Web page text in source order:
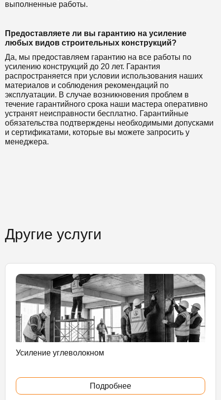
выполненные работы.
Предоставляете ли вы гарантию на усиление
любых видов строительных конструкций?
Да, мы предоставляем гарантию на все работы по
усилению конструкций до 20 лет. Гарантия
распространяется при условии использования наших
материалов и соблюдения рекомендаций по
эксплуатации. В случае возникновения проблем в
течение гарантийного срока наши мастера оперативно
устранят неисправности бесплатно. Гарантийные
обязательства подтверждены необходимыми допусками
и сертификатами, которые вы можете запросить у
менеджера.
Другие услуги
Усиление углеволокном
Подробнее